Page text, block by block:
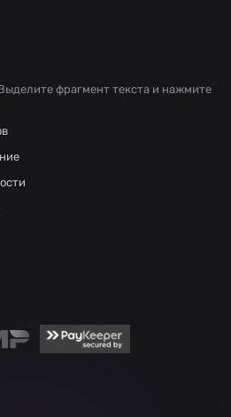
фрагмент текста и нажмите